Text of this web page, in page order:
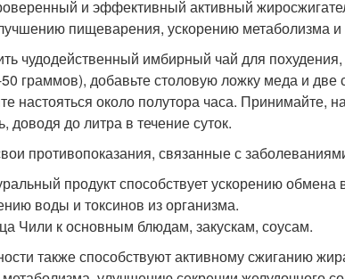
и эффективный активный
пищеварения, ускорению метаболизма
чудодейственный имбирный чай для
граммов), добавьте столовую ложку меда и
настояться около полутора часа. Принимайте,
доводя до литра в течение суток.
противопоказания, связанные с
продукт способствует ускорению
воды и токсинов из организма.
Чили к основным блюдам, закускам, соусам.
также способствуют активному сжиганию